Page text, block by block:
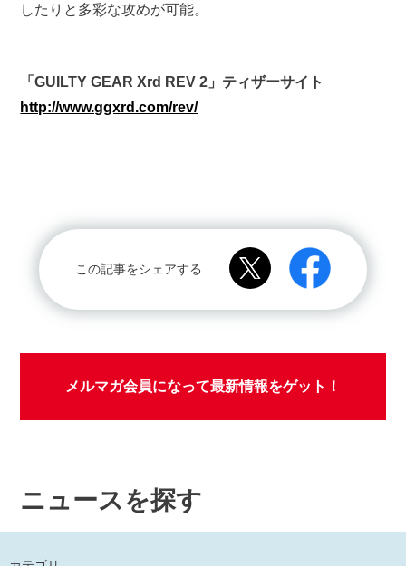
したりと多彩な攻めが可能。
「GUILTY GEAR Xrd REV 2」ティザーサイト
http://www.ggxrd.com/rev/
この記事をシェアする
メルマガ会員になって最新情報をゲット！
ニュースを探す